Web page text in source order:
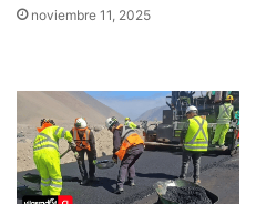
noviembre 11, 2025